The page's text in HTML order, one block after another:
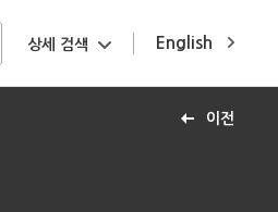
English
상세 검색
이전